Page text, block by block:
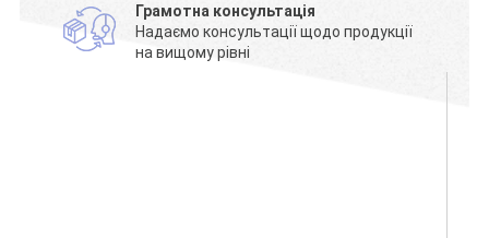
Грамотна консультація
Надаємо консультації щодо продукції
на вищому рівні